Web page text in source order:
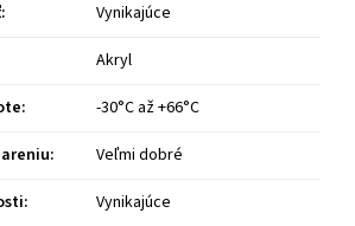
:
Vynikajúce
Akryl
:
-30°C až +66°C
:
Veľmi dobré
: Vynikajúce